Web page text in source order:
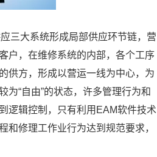
三大系统形成局部供应环节链，营
户，在维修系统的内部，各个工序
供方，形成以营运一线为中心，为
“自由”的状态，许多管理行为和
逻辑控制，只有利用EAM软件技术
修理工作业行为达到规范要求，